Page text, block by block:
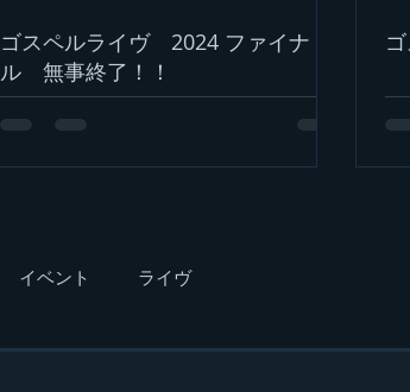
ゴスペルライヴ 2024 ファイナ
ル 無事終了！！
イベント ライヴ